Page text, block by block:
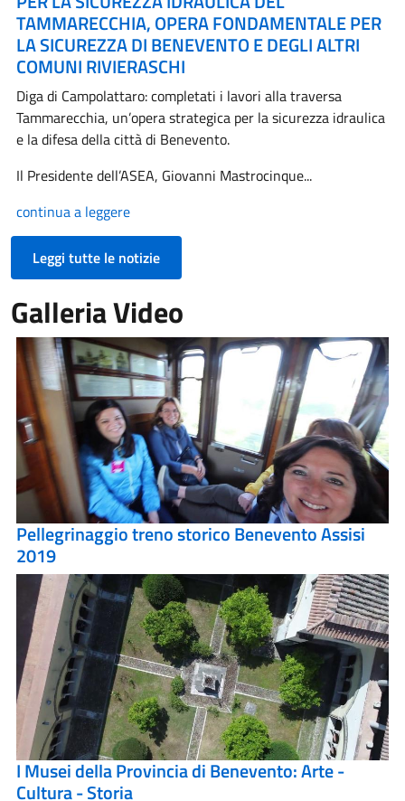
TAMMARECCHIA, OPERA FONDAMENTALE PER
LA SICUREZZA DI BENEVENTO E DEGLI ALTRI
COMUNI RIVIERASCHI
Diga di Campolattaro: completati i lavori alla traversa
Tammarecchia, un’opera strategica per la sicurezza idraulica
e la difesa della città di Benevento.
Il Presidente dell’ASEA, Giovanni Mastrocinque...
continua a leggere
Leggi tutte le notizie
Galleria Video
Pellegrinaggio treno storico Benevento Assisi
2019
I Musei della Provincia di Benevento: Arte -
Cultura - Storia